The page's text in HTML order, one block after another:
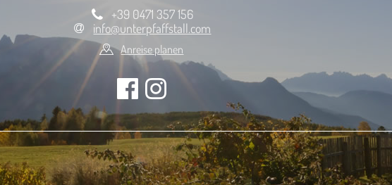
+39 0471 357 156
info@unterpfaffstall.com
Anreise planen